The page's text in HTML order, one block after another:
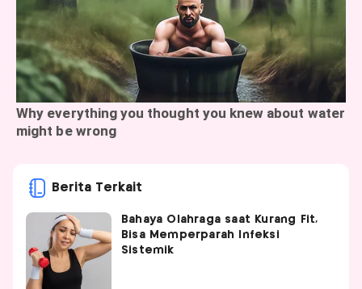
Berita Terkait
Bahaya Olahraga saat Kurang Fit,
Bisa Memperparah Infeksi
Sistemik